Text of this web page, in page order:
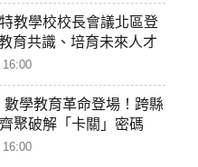
教學校校長會議北區登
育共識、培育未來人才
16:00
數學教育革命登場！跨縣
聚破解「卡關」密碼
16:00